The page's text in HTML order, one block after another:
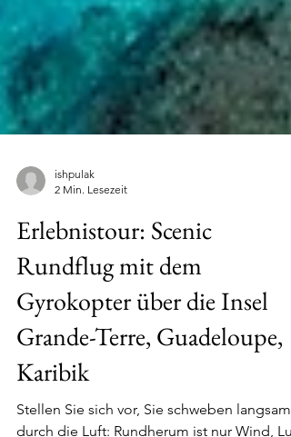
ishpulak
2 Min. Lesezeit
Erlebnistour: Scenic
Rundflug mit dem
Gyrokopter über die Insel
Grande-Terre, Guadeloupe,
Karibik